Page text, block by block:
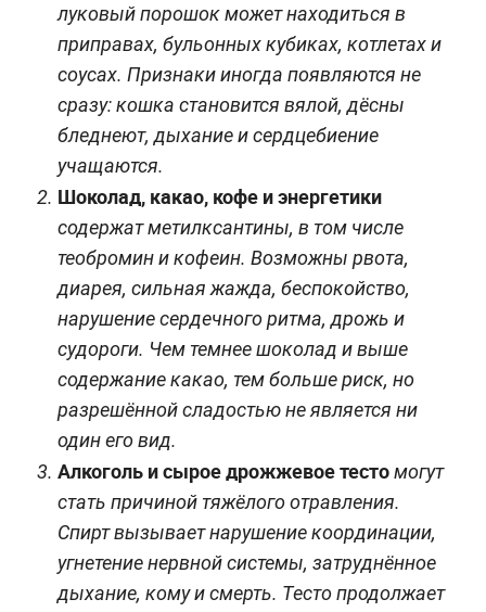
луковый порошок может находиться в
приправах, бульонных кубиках, котлетах и
соусах. Признаки иногда появляются не
сразу: кошка становится вялой, дёсны
бледнеют, дыхание и сердцебиение
учащаются.
Шоколад, какао, кофе и энергетики
содержат метилксантины, в том числе
теобромин и кофеин. Возможны рвота,
диарея, сильная жажда, беспокойство,
нарушение сердечного ритма, дрожь и
судороги. Чем темнее шоколад и выше
содержание какао, тем больше риск, но
разрешённой сладостью не является ни
один его вид.
Алкоголь и сырое дрожжевое тестомогут
стать причиной тяжёлого отравления.
Спирт вызывает нарушение координации,
угнетение нервной системы, затруднённое
дыхание, кому и смерть. Тесто продолжает